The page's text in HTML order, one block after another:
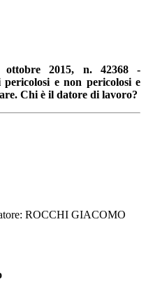
ottobre 2015, n. 42368 -
e non pericolosi e
Chi è il datore di lavoro?
ROCCHI GIACOMO